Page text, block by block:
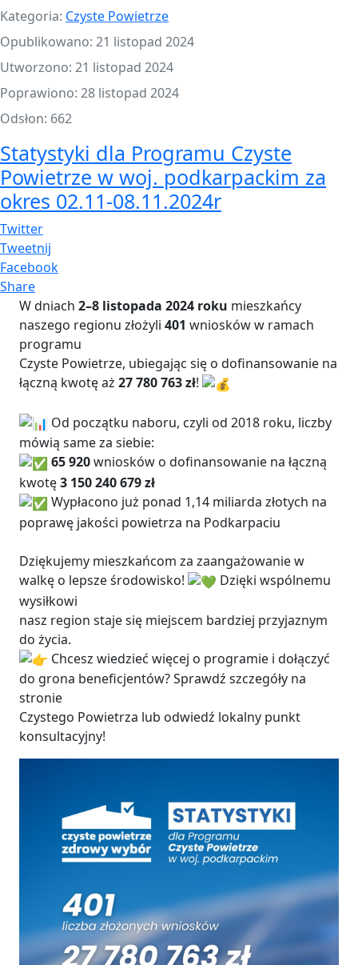
Kategoria: Czyste Powietrze
Opublikowano: 21 listopad 2024
Utworzono: 21 listopad 2024
Poprawiono: 28 listopad 2024
Odsłon: 662
Statystyki dla Programu Czyste
Powietrze w woj. podkarpackim za
okres 02.11-08.11.2024r
Twitter
Tweetnij
Facebook
Share
W dniach 2–8 listopada 2024 roku mieszkańcy
naszego regionu złożyli 401 wniosków w ramach
programu
Czyste Powietrze, ubiegając się o dofinansowanie na
łączną kwotę aż 27 780 763 zł!
Od początku naboru, czyli od 2018 roku, liczby
mówią same za siebie:
65 920wniosków o dofinansowanie na łączną
kwotę3 150 240 679 zł
Wypłacono już ponad 1,14 miliarda złotych na
poprawę jakości powietrza na Podkarpaciu
Dziękujemy mieszkańcom za zaangażowanie w
walkę o lepsze środowisko!
Dzięki wspólnemu
wysiłkowi
nasz region staje się miejscem bardziej przyjaznym
do życia.
Chcesz wiedzieć więcej o programie i dołączyć
do grona beneficjentów? Sprawdź szczegóły na
stronie
Czystego Powietrza lub odwiedź lokalny punkt
konsultacyjny!